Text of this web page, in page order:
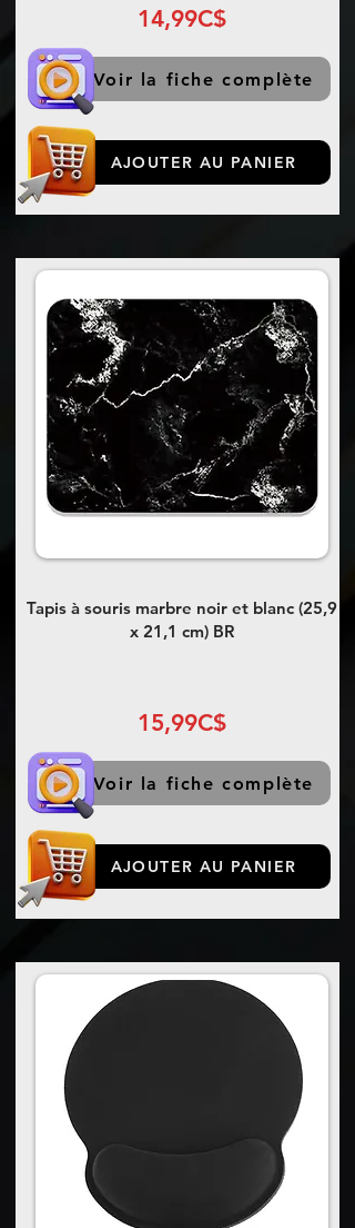
14,99C$
Voir la fiche complète
AJOUTER AU PANIER
Tapis à souris marbre noir et blanc (25,9
x 21,1 cm) BR
15,99C$
Voir la fiche complète
AJOUTER AU PANIER